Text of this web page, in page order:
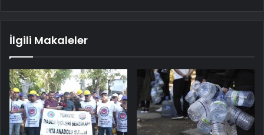
İlgili Makaleler